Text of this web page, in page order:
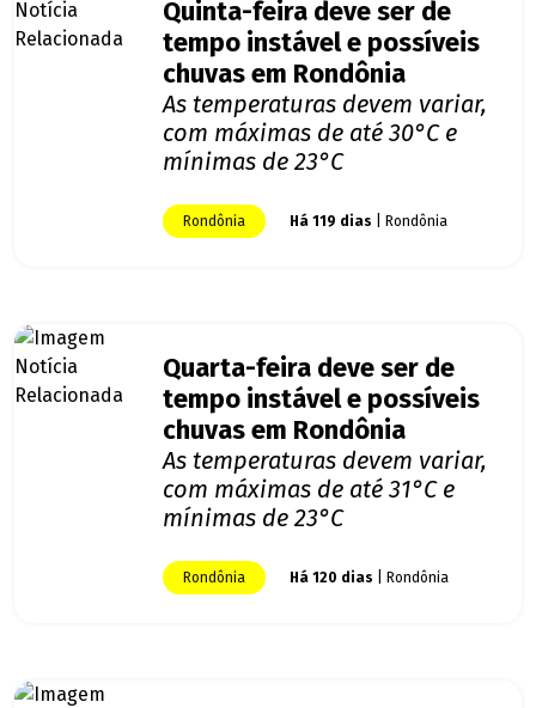
Quinta-feira deve ser de
tempo instável e possíveis
chuvas em Rondônia
As temperaturas devem variar,
com máximas de até 30°C e
mínimas de 23°C
Rondônia Há 119 dias | Rondônia
Quarta-feira deve ser de
tempo instável e possíveis
chuvas em Rondônia
As temperaturas devem variar,
com máximas de até 31°C e
mínimas de 23°C
Rondônia Há 120 dias | Rondônia